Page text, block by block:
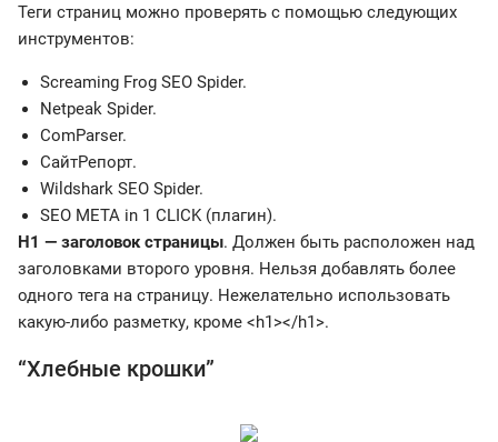
Теги страниц можно проверять с помощью следующих
инструментов:
Screaming Frog SEO Spider.
Netpeak Spider.
ComParser.
СайтРепорт.
Wildshark SEO Spider.
SEO META in 1 CLICK (плагин).
H1 — заголовок страницы. Должен быть расположен над
заголовками второго уровня. Нельзя добавлять более
одного тега на страницу. Нежелательно использовать
какую-либо разметку, кроме <h1></h1>.
“Хлебные крошки”